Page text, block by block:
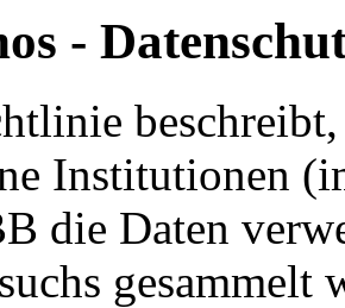
-
Institutionen
die Daten
gesammelt